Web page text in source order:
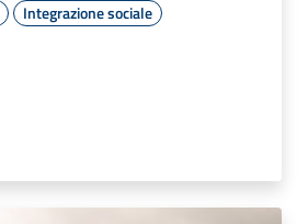
Integrazione sociale